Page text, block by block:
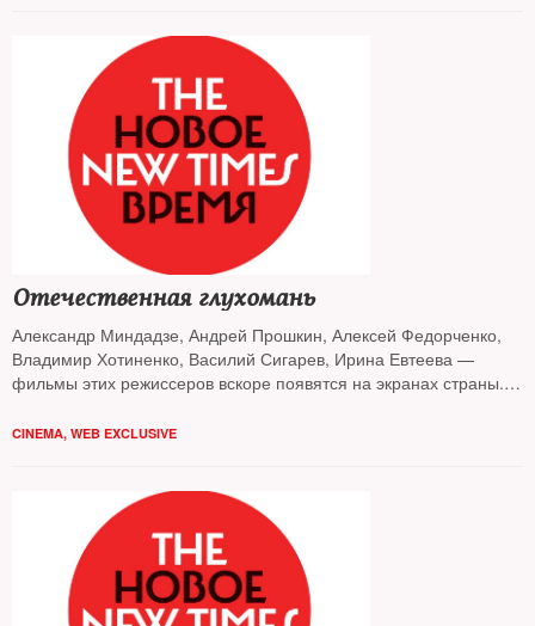
Отечественная глухомань
Александр Миндадзе, Андрей Прошкин, Алексей Федорченко,
Владимир Хотиненко, Василий Сигарев, Ирина Евтеева —
фильмы этих режиссеров вскоре появятся на экранах страны.
интересных отечественных новинках года
CINEMA, WEB EXCLUSIVE